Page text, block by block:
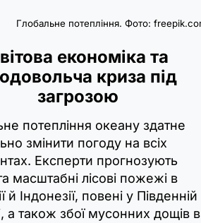
Глобальне потепління. Фото:
економіка та
криза під
загрозою
потепління океану здатне
змінити погоду на всіх
Експерти прогнозують
масштабні лісові пожежі в
й Індонезії, повені у Південній
а також збої мусонних дощів в